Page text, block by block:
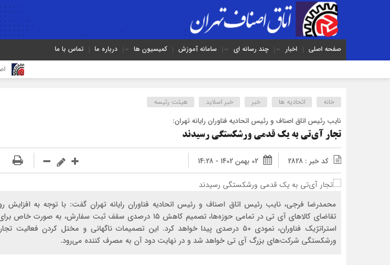
صفحه اصلی اخبار چند رسانه ای سامانه آموزش کمیسیون ها درباره ما تماس با ما
اصناف
خانه اتحادیه ها خبر خبر اسلايد هیئت رئیسه
نایب رئیس اتاق اصناف و رئیس اتحادیه فناوران رایانه تهران:
تجار آی‌‌تی به یک قدمی ورشکستگی رسیدند
کد خبر : 2828 02 بهمن 1402 - 14:28
محمدرضا فرجی، نایب رئیس اتاق اصناف و رئیس اتحادیه فناوران رایانه تهران گفت: با توجه به افزایش
تقاضای کالاهای آی تی در تمامی حوزه‌ها، تصمیم کاهش ۱۵ درصدی سقف ثبت سفارش، به صورت
استراتژیک فناوران، نمودی ۵۰ درصدی پیدا خواهد کرد. این تصمیمات ناگهانی و مختل کردن فعالیت
ورشکستگی شرکت‌های بزرگ آی تی خواهد شد و در نهایت دود آن به مصرف کننده می‌رود.